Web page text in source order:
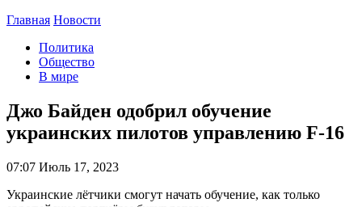
Главная Новости
Политика
Общество
В мире
Джо Байден одобрил обучение
украинских пилотов управлению F-16
07:07 Июль 17, 2023
Украинские лётчики смогут начать обучение, как только